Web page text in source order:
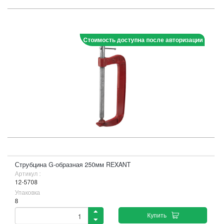
Стоимость доступна после авторизации
Струбцина G-образная 250мм REXANT
Артикул :
12-5708
Упаковка
8
Купить